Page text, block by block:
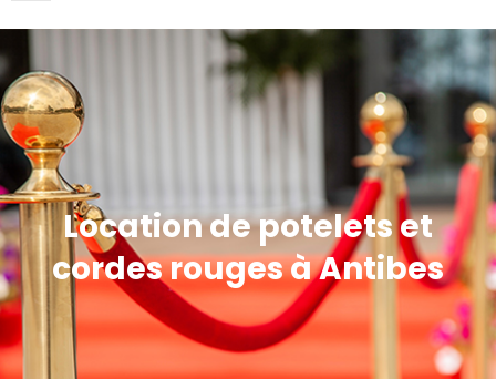
Location de potelets et
cordes rouges à Antibes